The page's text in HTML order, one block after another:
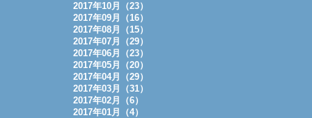
2017年10月（23）
2017年09月（16）
2017年08月（15）
2017年07月（29）
2017年06月（23）
2017年05月（20）
2017年04月（29）
2017年03月（31）
2017年02月（6）
2017年01月（4）